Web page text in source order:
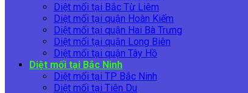
Diệt mối tại Bắc Từ Liêm
Diệt mối tại quận Hoàn Kiếm
Diệt mối tại quận Hai Bà Trưng
Diệt mối tại quận Long Biên
Diệt mối tại quận Tây Hồ
Diệt mối tại Bắc Ninh
Diệt mối tại TP Bắc Ninh
Diệt mối tại Tiên Du